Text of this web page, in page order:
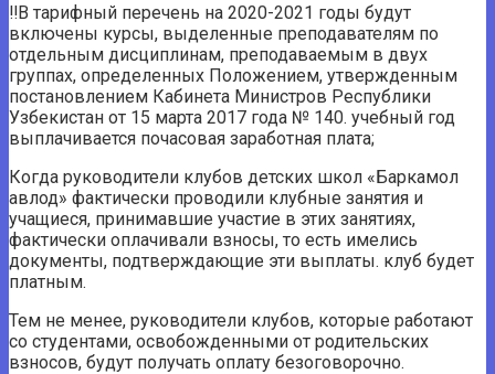
‼️В тарифный перечень на 2020-2021 годы будут
включены курсы, выделенные преподавателям по
отдельным дисциплинам, преподаваемым в двух
группах, определенных Положением, утвержденным
постановлением Кабинета Министров Республики
Узбекистан от 15 марта 2017 года № 140. учебный год
выплачивается почасовая заработная плата;
Когда руководители клубов детских школ «Баркамол
авлод» фактически проводили клубные занятия и
учащиеся, принимавшие участие в этих занятиях,
фактически оплачивали взносы, то есть имелись
документы, подтверждающие эти выплаты. клуб будет
платным.
Тем не менее, руководители клубов, которые работают
со студентами, освобожденными от родительских
взносов, будут получать оплату безоговорочно.